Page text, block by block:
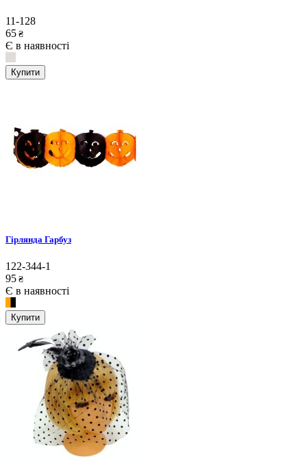
11-128
65 ₴
Є в наявності
Купити
Гірлянда Гарбуз
122-344-1
95 ₴
Є в наявності
Купити